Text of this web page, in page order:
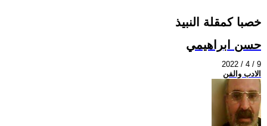
خصبا كمقلة النبيذ
حسن ابراهيمي
2022 / 4 / 9
الادب والفن